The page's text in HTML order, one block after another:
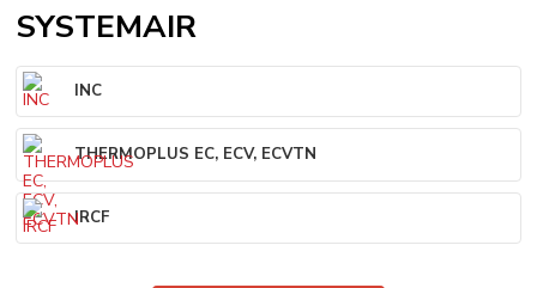
SYSTEMAIR
INC
THERMOPLUS EC, ECV, ECVTN
IRCF